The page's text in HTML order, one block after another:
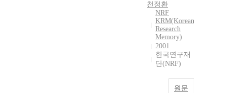
천정환
NRF
KRM(Korean
Research
Memory)
2001
한국연구재
단(NRF)
원문